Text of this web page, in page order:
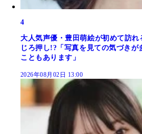
4
大人気声優・豊田萌絵が初めて訪
じろ押し!?「写真を見ての気づき
こともあります」
2026年08月02日 13:00